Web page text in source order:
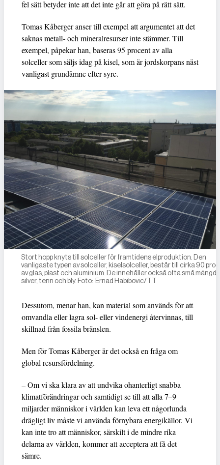
fel sätt betyder inte att det inte går att göra på rätt sätt.
Tomas Kåberger anser till exempel att argumentet att det
saknas metall- och mineralresurser inte stämmer. Till
exempel, påpekar han, baseras 95 procent av alla
solceller som säljs idag på kisel, som är jordskorpans näst
vanligast grundämne efter syre.
Stort hopp knyts till solceller för framtidens elproduktion. Den
vanligaste typen av solceller, kiselsolceller, består till cirka 90
av glas, plast och aluminium. De innehåller också ofta små
silver, tenn och bly. Foto: Ernad Habibovic/TT
Dessutom, menar han, kan material som används för att
omvandla eller lagra sol- eller vindenergi återvinnas, till
skillnad från fossila bränslen.
Men för Tomas Kåberger är det också en fråga om
global resursfördelning.
– Om vi ska klara av att undvika ohanterligt snabba
klimatförändringar och samtidigt se till att alla 7–9
miljarder människor i världen kan leva ett någorlunda
drägligt liv måste vi använda förnybara energikällor. Vi
kan inte tro att människor, särskilt i de mindre rika
delarna av världen, kommer att acceptera att få det
sämre.